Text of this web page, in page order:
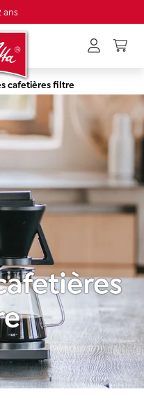
ans
cafetières filtre